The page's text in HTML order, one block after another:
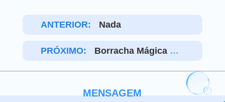
ANTERIOR: Nada
PRÓXIMO:
Borracha Mágica Na
No
MENSAGEM